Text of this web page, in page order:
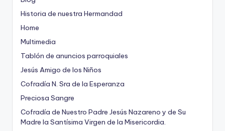
Historia de nuestra Hermandad
Home
Multimedia
Tablón de anuncios parroquiales
Jesús Amigo de los Niños
Cofradía N. Sra de la Esperanza
Preciosa Sangre
Cofradía de Nuestro Padre Jesús Nazareno y de Su
Madre la Santísima Virgen de la Misericordia.